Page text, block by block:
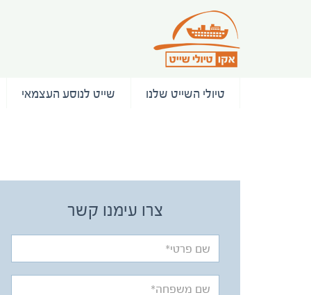
טיולי השייט שלנו שייט לנוסע העצמאי
צרו עימנו קשר